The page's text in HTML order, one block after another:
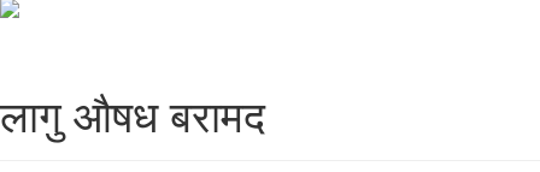
लागु औषध बरामद